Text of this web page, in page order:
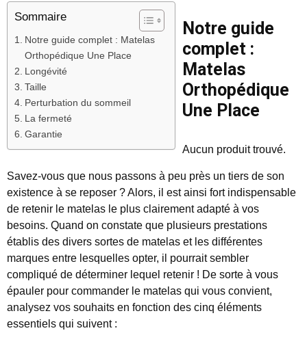
Sommaire
Notre guide complet : Matelas
Orthopédique Une Place
Longévité
Taille
Perturbation du sommeil
La fermeté
Garantie
Notre guide
complet :
Matelas
Orthopédique
Une Place
Aucun produit trouvé.
Savez-vous que nous passons à peu près un tiers de son
existence à se reposer ? Alors, il est ainsi fort indispensable
de retenir le matelas le plus clairement adapté à vos
besoins. Quand on constate que plusieurs prestations
établis des divers sortes de matelas et les différentes
marques entre lesquelles opter, il pourrait sembler
compliqué de déterminer lequel retenir ! De sorte à vous
épauler pour commander le matelas qui vous convient,
analysez vos souhaits en fonction des cinq éléments
essentiels qui suivent :